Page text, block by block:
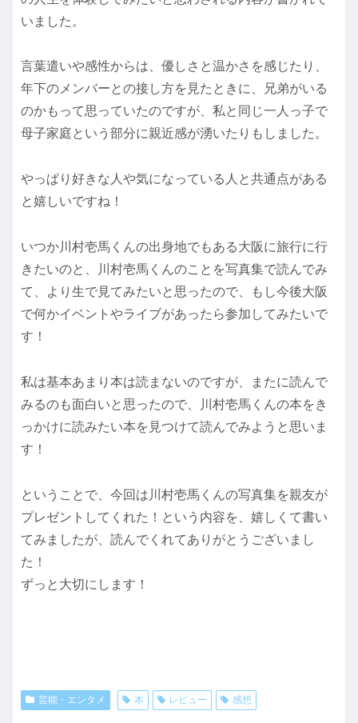
いました。
言葉遣いや感性からは、優しさと温かさを感じたり、
年下のメンバーとの接し方を見たときに、兄弟がいる
のかもって思っていたのですが、私と同じ一人っ子で
母子家庭という部分に親近感が湧いたりもしました。
やっぱり好きな人や気になっている人と共通点がある
と嬉しいですね！
いつか川村壱馬くんの出身地でもある大阪に旅行に行
きたいのと、川村壱馬くんのことを写真集で読んでみ
て、より生で見てみたいと思ったので、もし今後大阪
で何かイベントやライブがあったら参加してみたいで
す！
私は基本あまり本は読まないのですが、またに読んで
みるのも面白いと思ったので、川村壱馬くんの本をき
っかけに読みたい本を見つけて読んでみようと思いま
す！
ということで、今回は川村壱馬くんの写真集を親友が
プレゼントしてくれた！という内容を、嬉しくて書い
てみましたが、読んでくれてありがとうございまし
た！
ずっと大切にします！
芸能・エンタメ 本 レビュー 感想